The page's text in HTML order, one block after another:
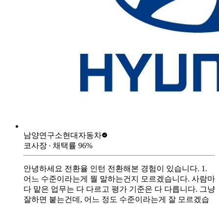
남양연구소현대자동차
코사장 ∙ 채택률 96%
안녕하세요 전환율 인턴 전환해본 경험이 있습니다. 1.
어느 수준이라는게 뭘 말하는건지 모르겠습니다. 사람마
다 맡은 업무는 다 다르고 평가 기준은 다 다릅니다. 그냥
잘하면 붙는건데, 어느 정도 수준이라는게 잘 모르겠습